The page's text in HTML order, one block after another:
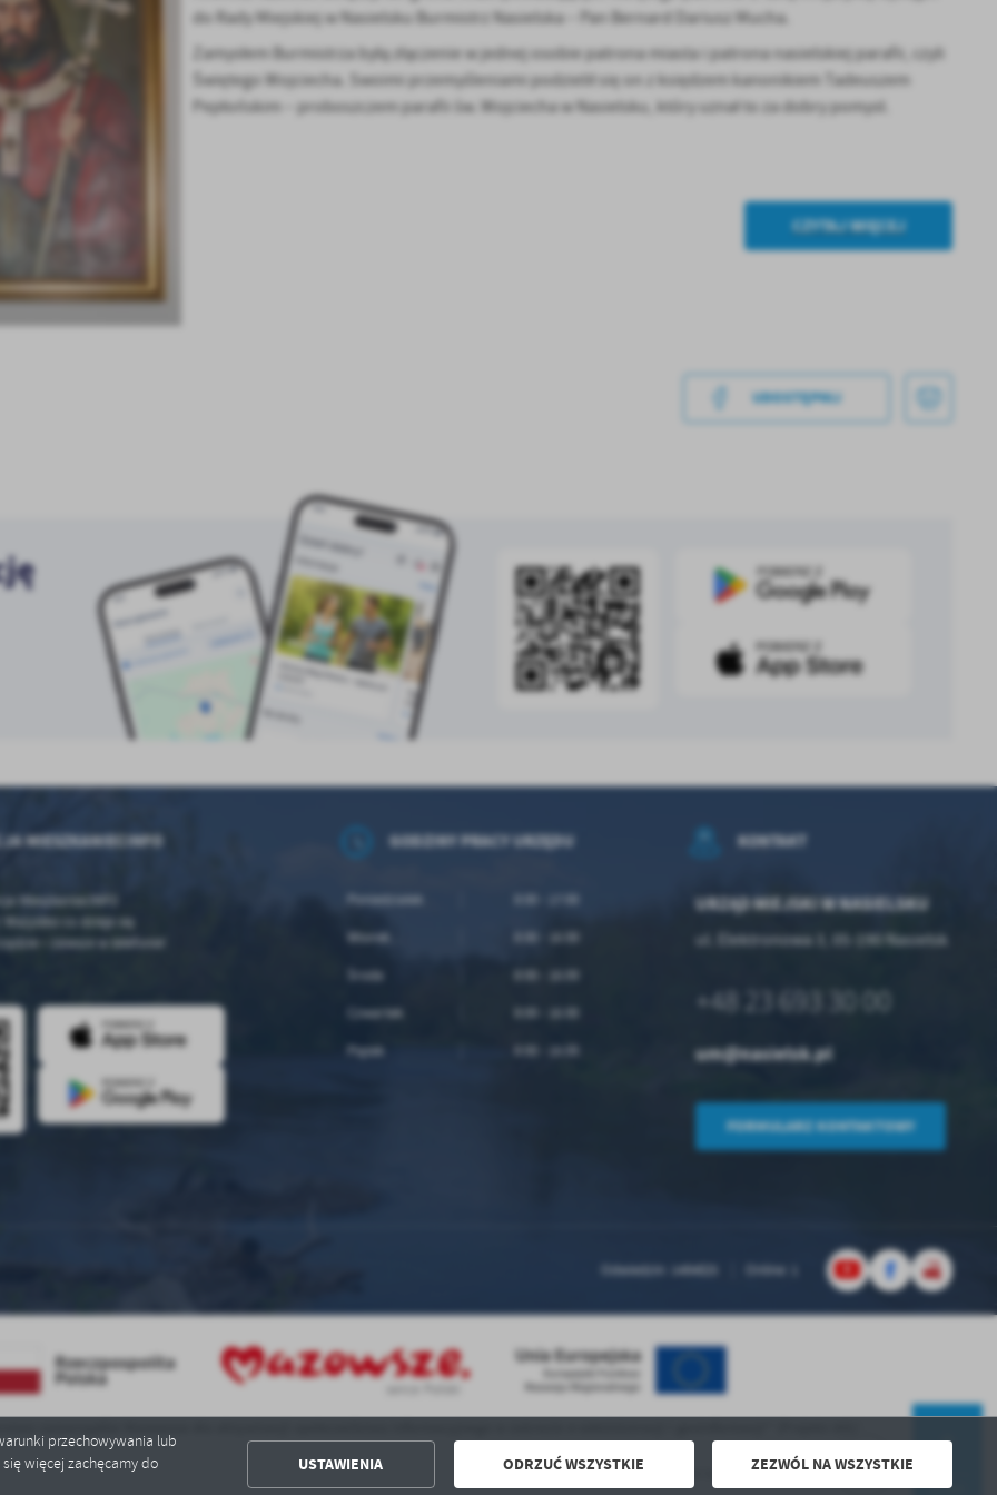
przechowywania lub
więcej zachęcamy do
USTAWIENIA ODRZUĆ WSZYSTKIE ZEZWÓL NA WSZYSTKIE
do Rady Miejskiej w Nasielsku Burmistrz Nasielska – Pan Bernard Dariusz Mucha.
Zamysłem Burmistrza byłą złączenie w jednej osobie patrona miasta i patrona nasielskiej parafii, czyli
Świętego Wojciecha. Swoimi przemyśleniami podzielił się on z księdzem kanonikiem Tadeuszem
Pepłońskim – proboszczem parafii św. Wojciecha w Nasielsku, który uznał to za dobry pomysł.
CZYTAJ WIĘCEJ
UDOSTĘPNIJ
MIESZKANIECINFO
MieszkaniecINFO
co dzieje się
– zawsze w telefonie!
GODZINY PRACY URZĘDU
Poniedziałek
Wtorek
Środa
Czwartek
Piątek
KONTAKT
URZĄD MIEJSKI W NASIELSKU
ul. Elektronowa 3, 05-190 Nasielsk
+48 23 693 30 00
um@nasielsk.pl
FORMULARZ KONTAKTOWY
Odwiedzin: 1484825 Online: 1
2ClickPortal® - Portale nowej generacji
DO GÓRY